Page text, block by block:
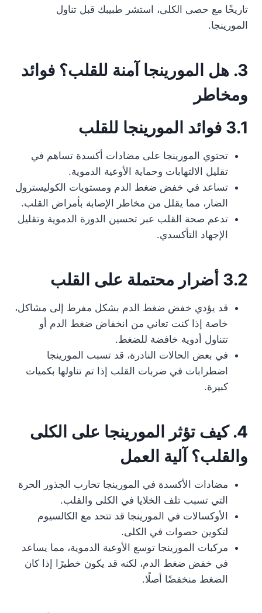
تاريخًا مع حصى الكلى، استشر طبيبك قبل تناول
المورينجا.
3. هل المورينجا آمنة للقلب؟ فوائد
ومخاطر
3.1 فوائد المورينجا للقلب
تحتوي المورينجا على مضادات أكسدة تساهم في
تقليل الالتهابات وحماية الأوعية الدموية.
تساعد في خفض ضغط الدم ومستويات الكوليسترول
الضار، مما يقلل من مخاطر الإصابة بأمراض القلب.
تدعم صحة القلب عبر تحسين الدورة الدموية وتقليل
الإجهاد التأكسدي.
3.2 أضرار محتملة على القلب
قد يؤدي خفض ضغط الدم بشكل مفرط إلى مشاكل،
خاصة إذا كنت تعاني من انخفاض ضغط الدم أو
تتناول أدوية خافضة للضغط.
في بعض الحالات النادرة، قد تسبب المورينجا
اضطرابات في ضربات القلب إذا تم تناولها بكميات
كبيرة.
4. كيف تؤثر المورينجا على الكلى
والقلب؟ آلية العمل
مضادات الأكسدة في المورينجا تحارب الجذور الحرة
التي تسبب تلف الخلايا في الكلى والقلب.
الأوكسالات في المورينجا قد تتحد مع الكالسيوم
لتكوين حصوات في الكلى.
مركبات المورينجا توسع الأوعية الدموية، مما يساعد
في خفض ضغط الدم، لكنه قد يكون خطيرًا إذا كان
الضغط منخفضًا أصلًا.